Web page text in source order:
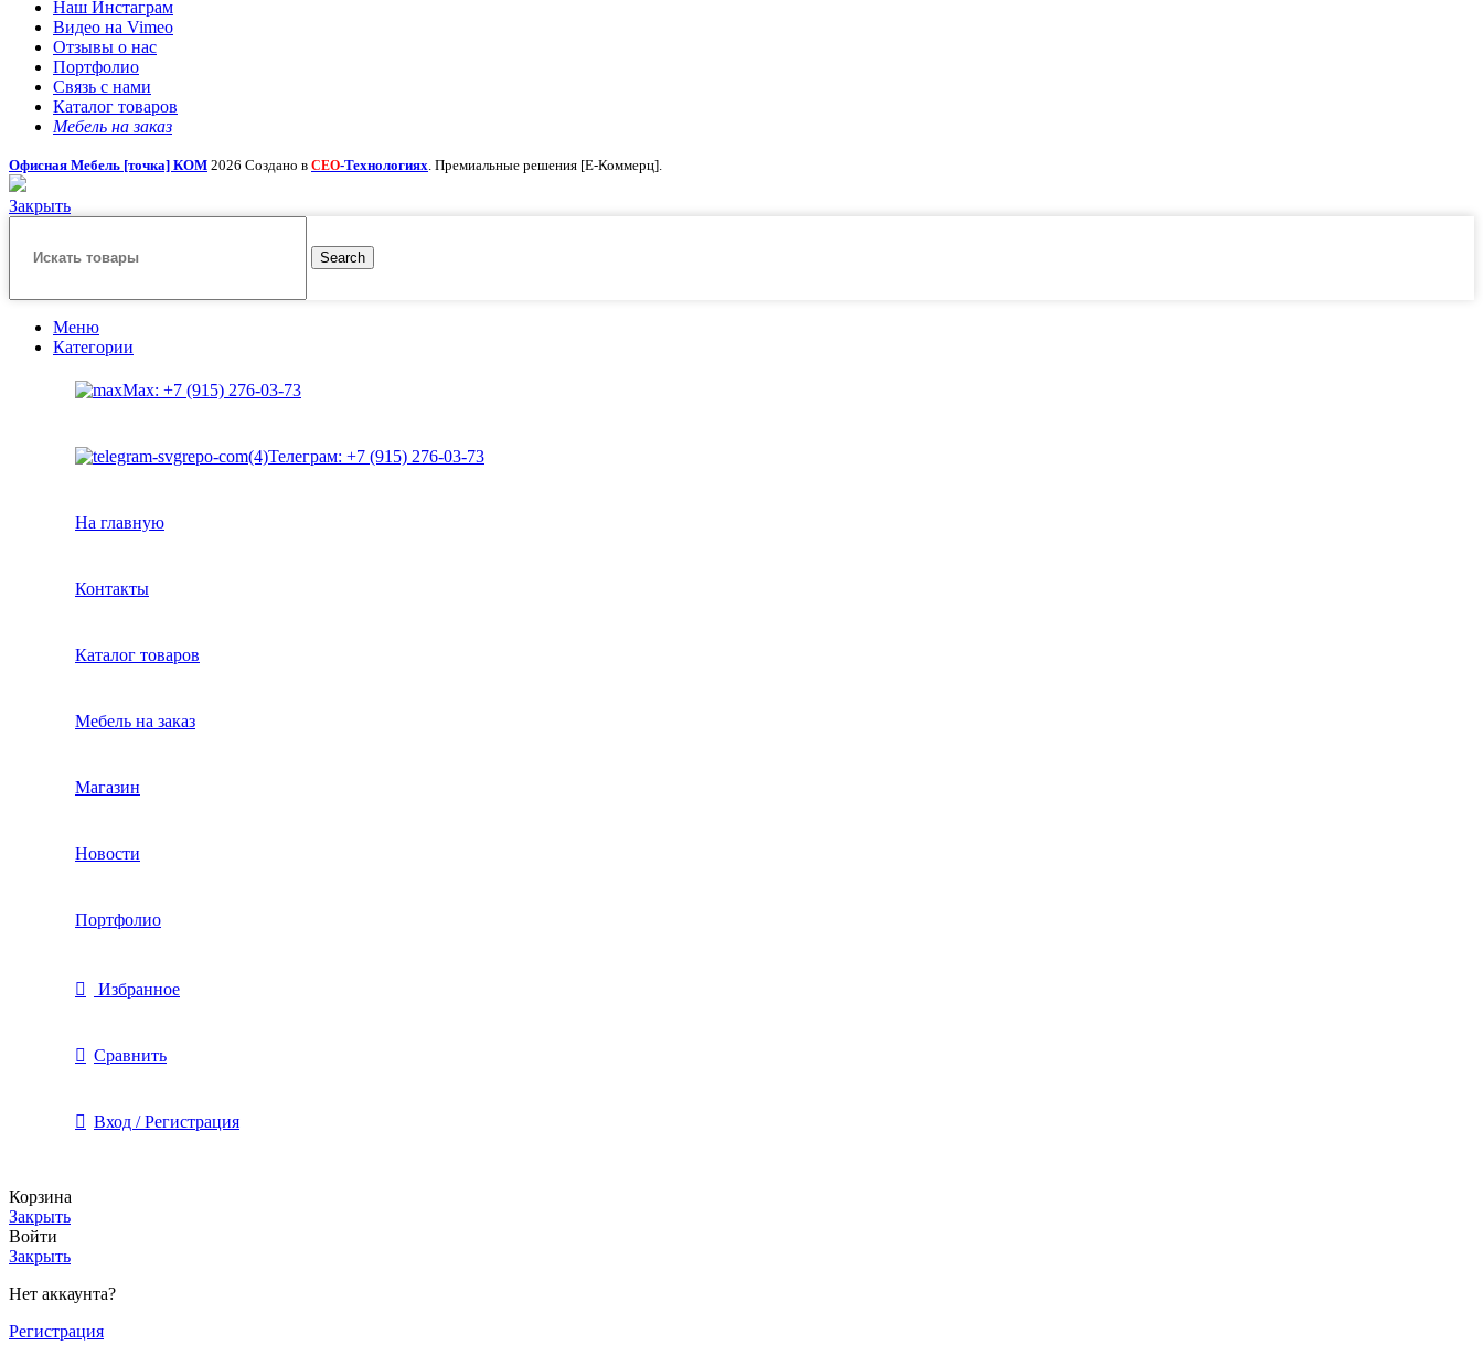
Наш Инстаграм
Видео на Vimeo
Отзывы о нас
Портфолио
Связь с нами
Каталог товаров
Мебель на заказ
Офисная Мебель [точка] КОМ 2026 Создано в СЕО-Технологиях . Премиальные решения [Е-Коммерц].
Закрыть
Search
Меню
Категории
Max: +7 (915) 276-03-73
Телеграм: +7 (915) 276-03-73
На главную
Контакты
Каталог товаров
Мебель на заказ
Магазин
Новости
Портфолио
Избранное
Сравнить
Вход / Регистрация
Корзина
Закрыть
Войти
Закрыть
Нет аккаунта?
Регистрация